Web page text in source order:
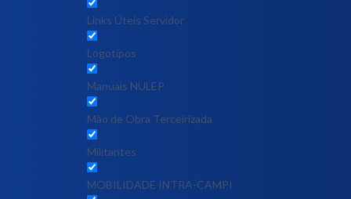
Links Úteis Servidor
Logotipos
Manuais NULEP
Mão de Obra Terceirizada
Militantes
MOBILIDADE INTRA-CAMPI